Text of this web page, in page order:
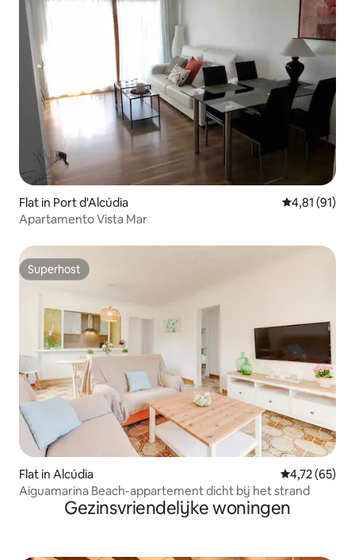
Flat in Port d'Alcúdia Gemiddelde
4,81 (91)
Apartamento Vista Mar
Superhost
Superhost
Flat in Alcúdia Gemiddelde
4,72 (65)
Aiguamarina Beach-appartement dicht bij het strand
Gezinsvriendelijke woningen